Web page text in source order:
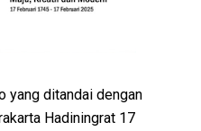
yang ditandai dengan
Hadiningrat 17